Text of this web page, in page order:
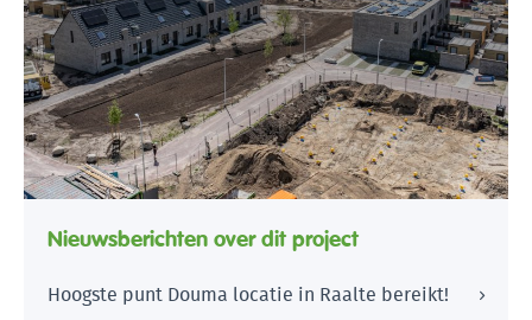
Nieuwsberichten over dit project
Hoogste punt Douma locatie in Raalte bereikt!